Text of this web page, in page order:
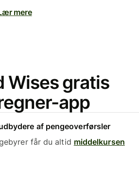
mere
Wises gratis
app
af pengeoverførsler
får du altid middelkursen